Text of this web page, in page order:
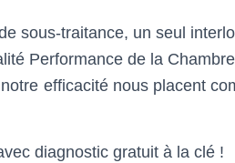
sous-traitance, un seul
Performance de la
efficacité nous placent
diagnostic gratuit à la clé !